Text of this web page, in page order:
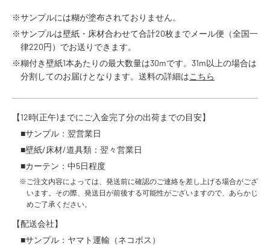
※サンプルには糊が塗布されておりません。
※サンプルは壁紙・床材合わせて合計20枚までメール便（全国一
律220円）でお送りできます。
※糊付き壁紙1本あたりの最大数量は30mです。31m以上の場合は
分割してのお届けとなります。送料の詳細はこちら
【12時(正午)までにご入金完了分の出荷までの目安】
■サンプル：翌営業日
■壁紙/床材/道具類：翌々営業日
■カーテン：中5日程度
※ご注文内容によっては、発送前に確認のご連絡を差し上げる場合がござ
います。その際、発送日が前後する可能性がございますので、あらかじ
めご了承ください。
【配送会社】
■サンプル：ヤマト運輸（ネコポス）